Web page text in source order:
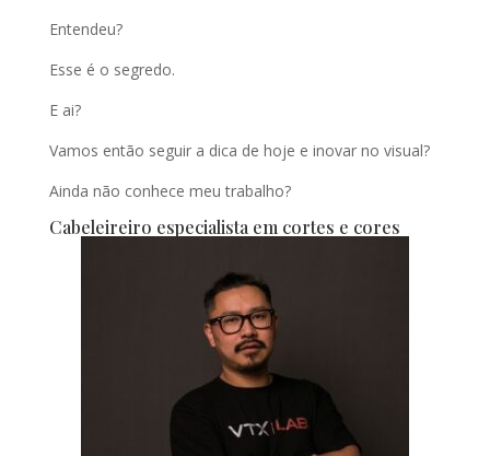
Entendeu?
Esse é o segredo.
E ai?
Vamos então seguir a dica de hoje e inovar no visual?
Ainda não conhece meu trabalho?
Cabeleireiro especialista em cortes e cores